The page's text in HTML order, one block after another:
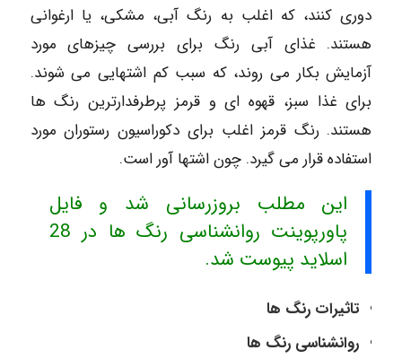
دوری کنند، که اغلب به رنگ آبی، مشکی، یا ارغوانی
هستند. غذای آبی رنگ برای بررسی چیزهای مورد
آزمایش بکار می روند، که سبب کم اشتهایی می شوند.
برای غذا سبز، قهوه ای و قرمز پرطرفدارترین رنگ ها
هستند. رنگ قرمز اغلب برای دکوراسیون رستوران مورد
استفاده قرار می گیرد. چون اشتها آور است.
این مطلب بروزرسانی شد و فایل
پاورپوینت روانشناسی رنگ ها در 28
اسلاید پیوست شد.
تاثیرات رنگ ها
روانشناسی رنگ ها